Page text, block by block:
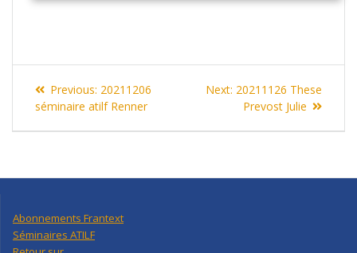
Navigation
de
Previous: Previous
post:
20211206
séminaire atilf Renner
Next: Next
post:
20211126 These
Prevost Julie
Abonnements Frantext
Séminaires ATILF